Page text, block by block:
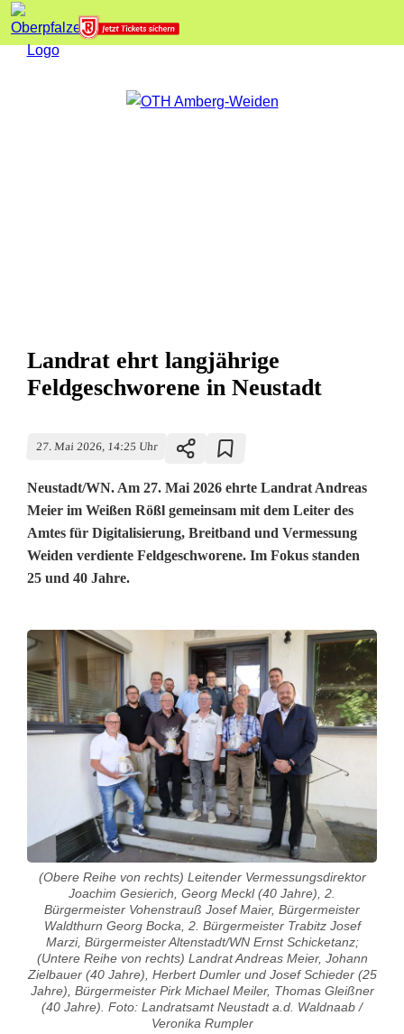
Landrat ehrt langjährige
Feldgeschworene in Neustadt
27. Mai 2026, 14:25 Uhr
Neustadt/WN. Am 27. Mai 2026 ehrte Landrat Andreas
Meier im Weißen Rößl gemeinsam mit dem Leiter des
Amtes für Digitalisierung, Breitband und Vermessung
Weiden verdiente Feldgeschworene. Im Fokus standen
25 und 40 Jahre.
(Obere Reihe von rechts) Leitender Vermessungsdirektor
Joachim Gesierich, Georg Meckl (40 Jahre), 2.
Bürgermeister Vohenstrauß Josef Maier, Bürgermeister
Waldthurn Georg Bocka, 2. Bürgermeister Trabitz Josef
Marzi, Bürgermeister Altenstadt/WN Ernst Schicketanz;
(Untere Reihe von rechts) Landrat Andreas Meier, Johann
Zielbauer (40 Jahre), Herbert Dumler und Josef Schieder (25
Jahre), Bürgermeister Pirk Michael Meiler, Thomas Gleißner
(40 Jahre). Foto: Landratsamt Neustadt a.d. Waldnaab /
Veronika Rumpler